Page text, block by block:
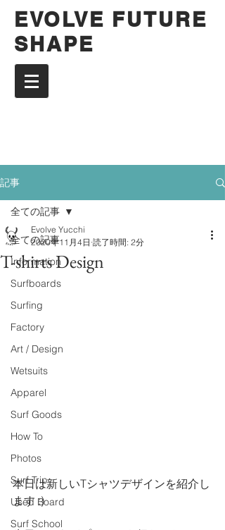
EVOLVE FUTURE
SHAPE
記事
全ての記事
Information
Surfboards
Surfing
Factory
Art / Design
Wetsuits
Apparel
Surf Goods
How To
Photos
Surf Trip
Used Board
Surf School
全ての記事
T-shirts Design
Evolve Yucchi
2020年11月4日 読了時間: 2分
本日は新しいTシャツデザインを紹介し
ます :)